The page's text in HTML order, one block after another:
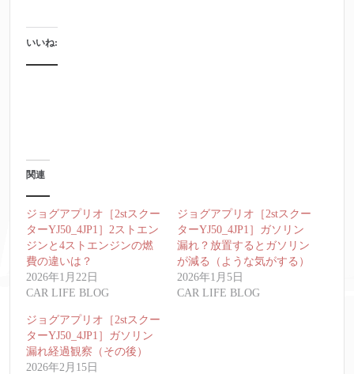
いいね:
関連
ジョグアプリオ［2stスクー
ターYJ50_4JP1］2ストエン
ジンと4ストエンジンの燃
費の違いは？
2026年1月22日
CAR LIFE BLOG
ジョグアプリオ［2stスクー
ターYJ50_4JP1］ガソリン
漏れ？放置するとガソリン
が減る（ような気がする）
2026年1月5日
CAR LIFE BLOG
ジョグアプリオ［2stスクー
ターYJ50_4JP1］ガソリン
漏れ経過観察（その後）
2026年2月15日